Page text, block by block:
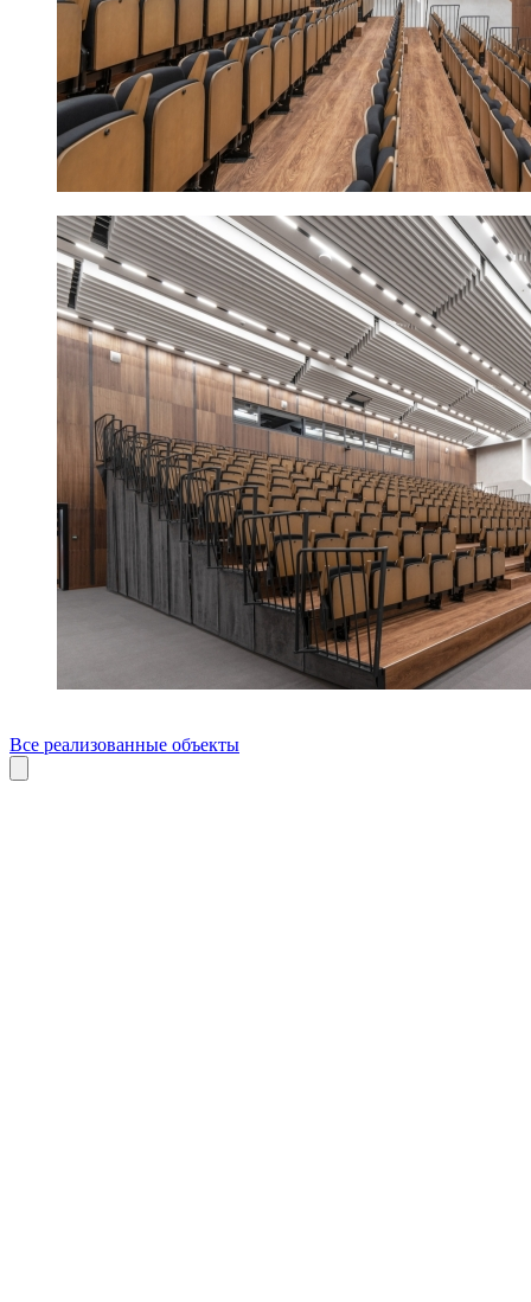
Все реализованные объекты